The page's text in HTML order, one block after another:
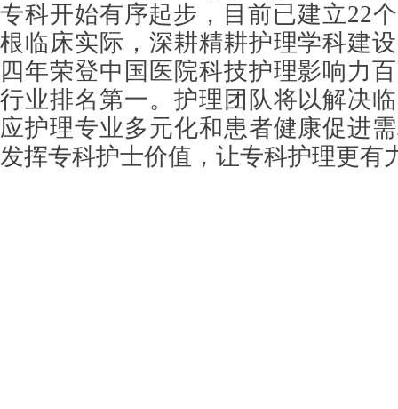
专科开始有序起步，目前已建立22
根临床实际，深耕精耕护理学科建
四年荣登中国医院科技护理影响力
行业排名第一。护理团队将以解决
应护理专业多元化和患者健康促进
发挥专科护士价值，让专科护理更有